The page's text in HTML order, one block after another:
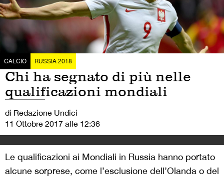
CALCIO RUSSIA 2018
Chi ha segnato di più nelle
qualificazioni mondiali
di Redazione Undici
11 Ottobre 2017 alle 12:36
Le qualificazioni ai Mondiali in Russia hanno portato
alcune sorprese, come l’esclusione dell’Olanda o del